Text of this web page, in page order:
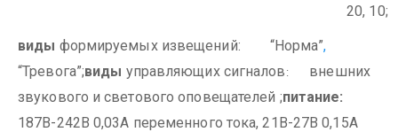
20, 10;
виды формируемых извещений: “Норма”,
“Тревога”;виды управляющих сигналов :
внешних
звукового и светового оповещателей ;питание:
187В-242В 0,03А переменного тока, 21В-27В 0,15А